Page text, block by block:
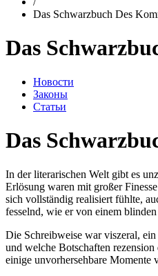
Das Schwarzbuch Des
Das
Новости
Законы
Статьи
Das
In der literarischen Welt gibt es
Erlösung waren mit großer
sich vollständig realisiert fühlte,
fesselnd, wie er von einem
Die Schreibweise war viszeral,
und welche Botschaften
einige unvorhersehbare Momente